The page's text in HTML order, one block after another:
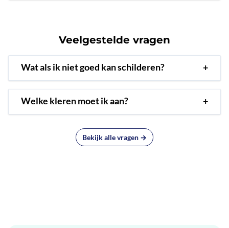
Veelgestelde vragen
Wat als ik niet goed kan schilderen? +
Welke kleren moet ik aan? +
Bekijk alle vragen →